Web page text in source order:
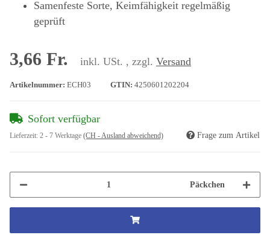
Samenfeste Sorte, Keimfähigkeit regelmäßig
geprüft
3,66 Fr. inkl. USt. , zzgl. Versand
Artikelnummer: ECH03 GTIN: 4250601202204
Sofort verfügbar
Lieferzeit: 2 - 7 Werktage (CH - Ausland abweichend) Frage zum Artikel
Päckchen